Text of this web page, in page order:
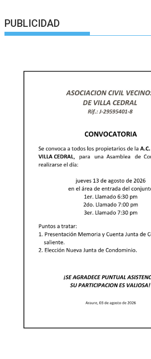
PUBLICIDAD